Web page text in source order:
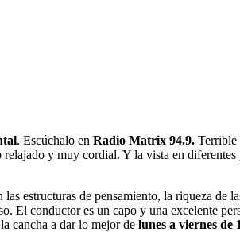
. Escúchalo en Radio Matrix 94.9. Terrible
y muy cordial. Y la vista en
estructuras de pensamiento, la riqueza de
El conductor es un capo y una excelente
cancha a dar lo mejor de lunes a viernes de